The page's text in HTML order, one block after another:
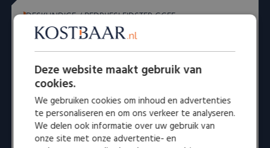
DESKUNDIGE / BEDRIJFSLEIDSTER GGFE
Irina Wirtz - Ioannidis
Specialist in sieraden en horloges met 25 jaar ervaring
in de detailhandel van sieraden, horloges en
zilverwerk, maar ook inkoop/verkoop en de
waardebepaling van verschillende voorwerpen zoals
sieraden, horloges, munten en diamanten, evenals
het opstellen van taxatierapporten voor particulieren
Deze website maakt gebruik van
cookies.
We gebruiken cookies om inhoud en advertenties
te personaliseren en om ons verkeer te analyseren.
We delen ook informatie over uw gebruik van
onze site met onze advertentie- en